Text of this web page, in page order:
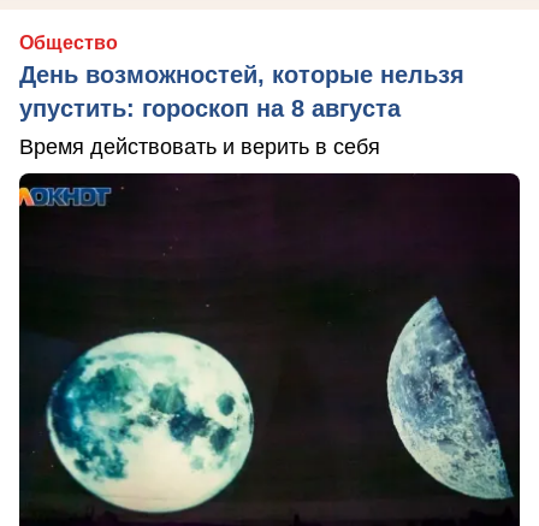
Общество
День возможностей, которые нельзя
упустить: гороскоп на 8 августа
Время действовать и верить в себя